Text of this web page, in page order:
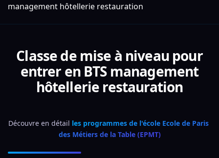
management hôtellerie restauration
Classe de mise à niveau pour
entrer en BTS management
hôtellerie restauration
Découvre en détail les programmes de l'école Ecole de Paris
des Métiers de la Table (EPMT)